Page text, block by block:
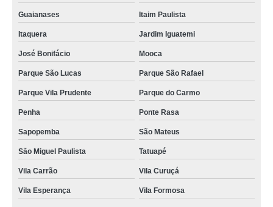
Guaianases Itaim Paulista
Itaquera Jardim Iguatemi
José Bonifácio Mooca
Parque São Lucas Parque São Rafael
Parque Vila Prudente Parque do Carmo
Penha Ponte Rasa
Sapopemba São Mateus
São Miguel Paulista Tatuapé
Vila Carrão Vila Curuçá
Vila Esperança Vila Formosa